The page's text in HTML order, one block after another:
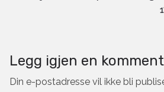
Legg igjen en
Din e-postadresse vil ikke bli